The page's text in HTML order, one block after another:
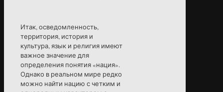
Итак, осведомленность,
территория, история и
культура, язык и религия имеют
важное значение для
определения понятия «нация».
Однако в реальном мире редко
можно найти нацию с четким и